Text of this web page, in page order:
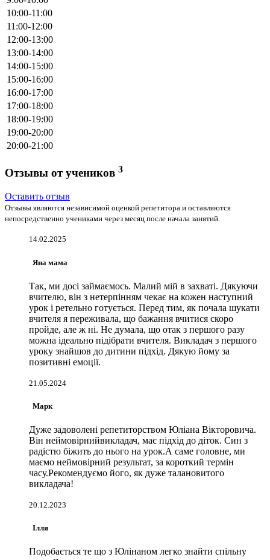
10:00-11:00
11:00-12:00
12:00-13:00
13:00-14:00
14:00-15:00
15:00-16:00
16:00-17:00
17:00-18:00
18:00-19:00
19:00-20:00
20:00-21:00
Отзывы от учеников 3
Оставить отзыв
Отзывы являются независимой оценкой репетитора и оставляются
непосредственно учениками через месяц после начала занятий.
14.02.2025
Яна мама
Так, ми досі займаємось. Малий мій в захваті. Дякуючи
вчителю, він з нетерпінням чекає на кожен наступний
урок і ретельно готується. Перед тим, як почала шукати
вчителя я переживала, що бажання вчитися скоро
пройде, але ж ні. Не думала, що отак з першого разу
можна ідеально підібрати вчителя. Викладач з першого
уроку знайшов до дитини підхід. Дякую йому за
позитивні емоції.
21.05.2024
Марк
Дуже задоволені репетиторством Юліана Вікторовича.
Він неймовірнийвикладач, має підхід до діток. Син з
радістю біжить до нього на урок.А саме головне, ми
маємо неймовірний результат, за короткий термін
часу.Рекомендуємо його, як дуже талановитого
викладача!
20.12.2023
Ілля
Подобається те що з Юлінаном легко знайти спільну